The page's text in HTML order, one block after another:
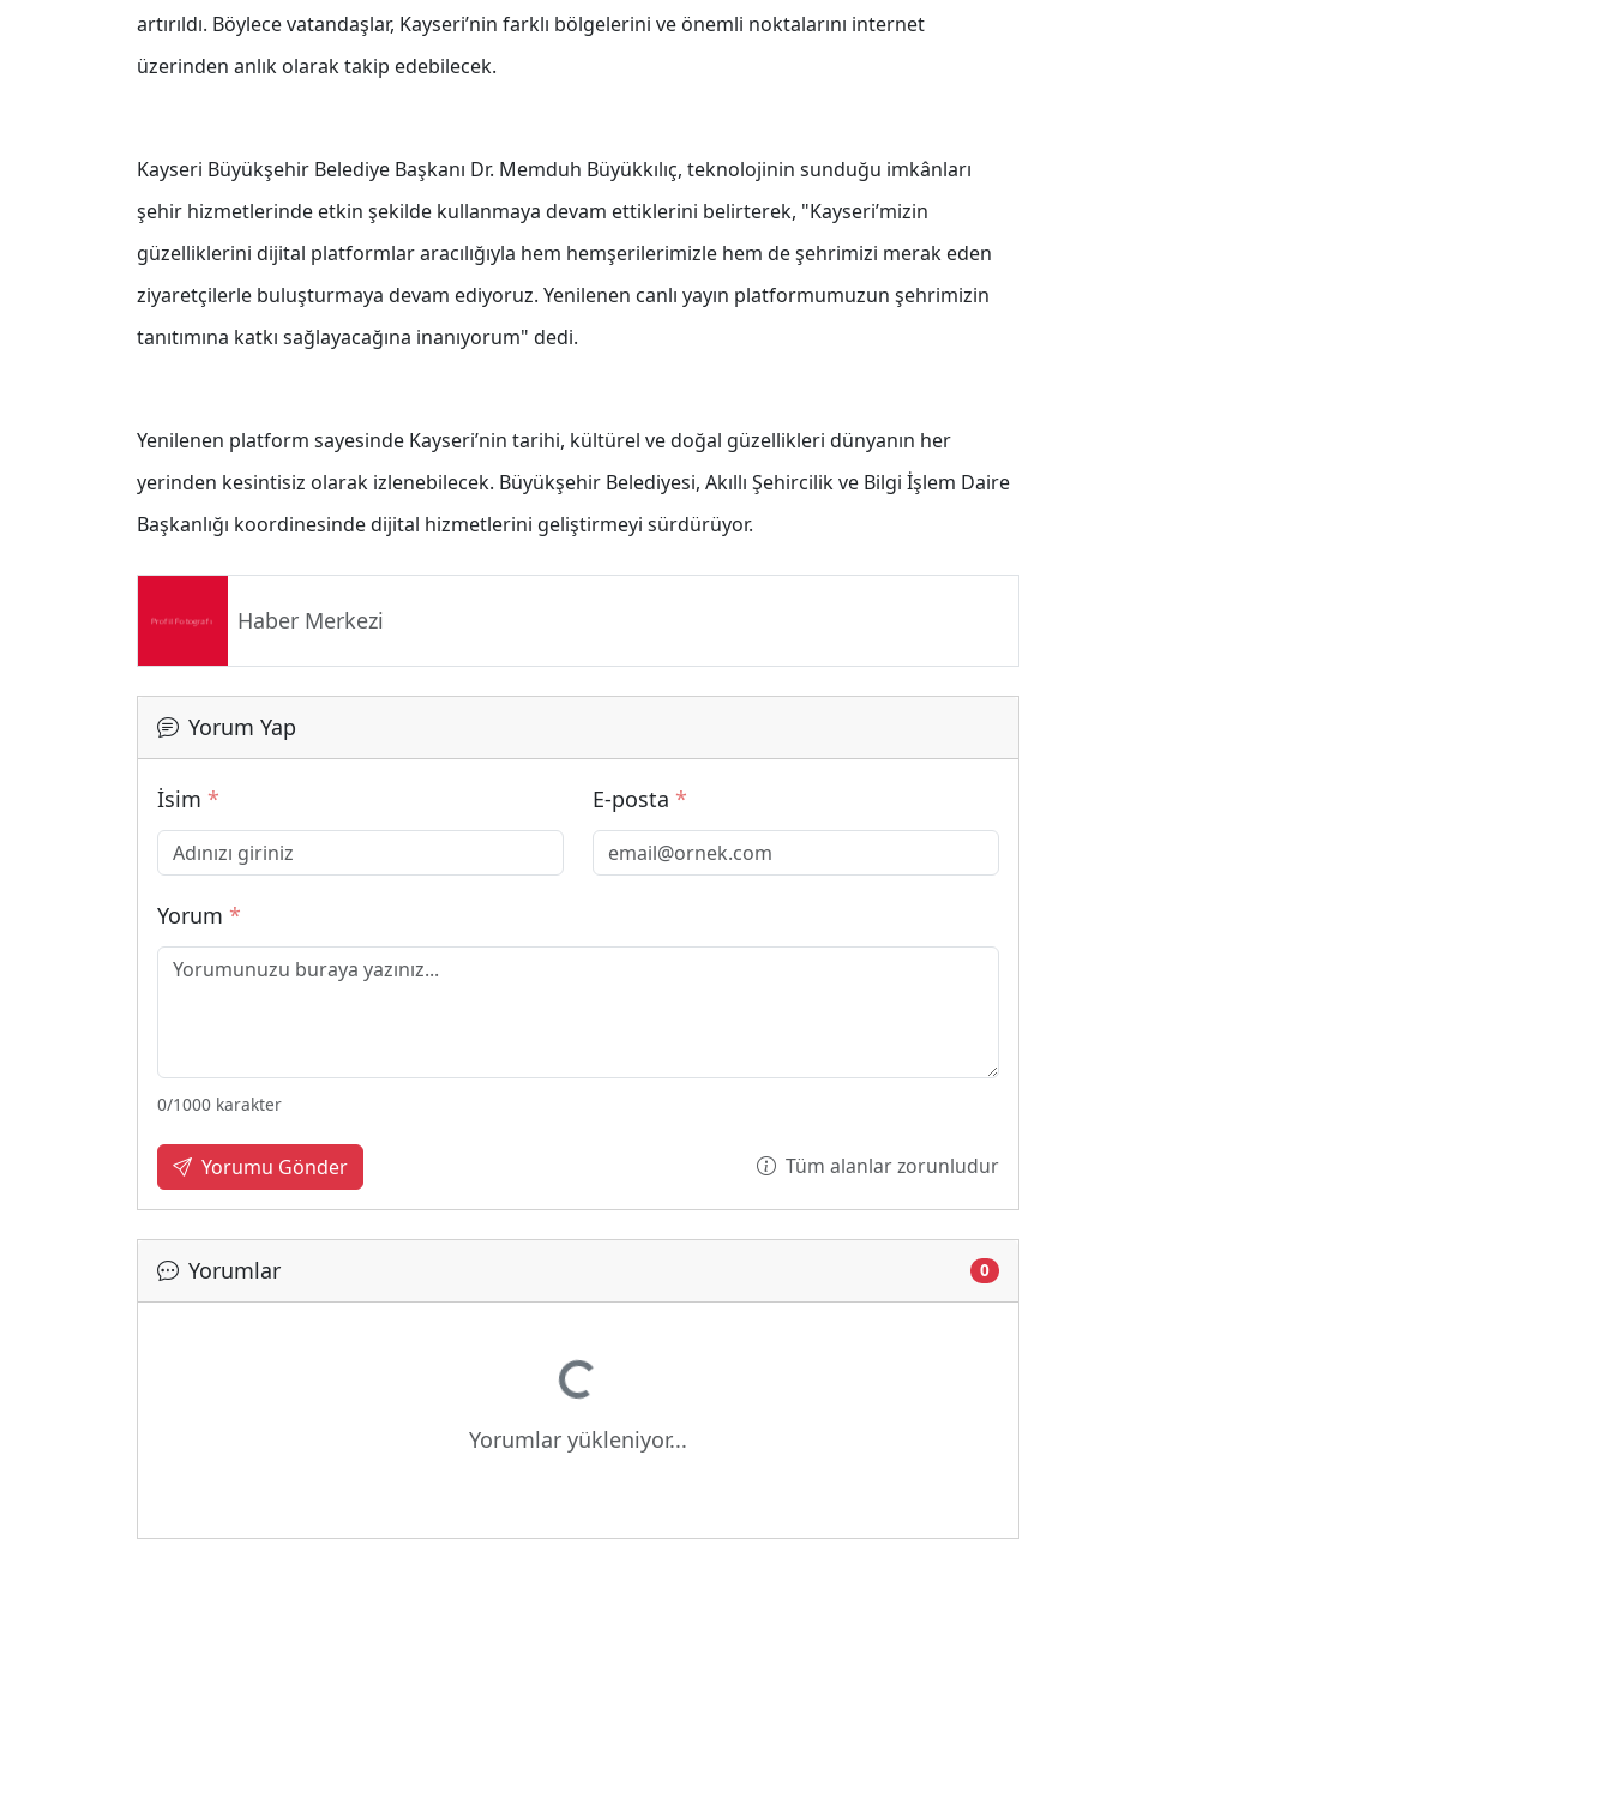
artırıldı. Böylece vatandaşlar, Kayseri’nin farklı bölgelerini ve önemli noktalarını internet
üzerinden anlık olarak takip edebilecek.
Kayseri Büyükşehir Belediye Başkanı Dr. Memduh Büyükkılıç, teknolojinin sunduğu imkânları
şehir hizmetlerinde etkin şekilde kullanmaya devam ettiklerini belirterek, "Kayseri’mizin
güzelliklerini dijital platformlar aracılığıyla hem hemşerilerimizle hem de şehrimizi merak eden
ziyaretçilerle buluşturmaya devam ediyoruz. Yenilenen canlı yayın platformumuzun şehrimizin
tanıtımına katkı sağlayacağına inanıyorum" dedi.
Yenilenen platform sayesinde Kayseri’nin tarihi, kültürel ve doğal güzellikleri dünyanın her
yerinden kesintisiz olarak izlenebilecek. Büyükşehir Belediyesi, Akıllı Şehircilik ve Bilgi İşlem Daire
Başkanlığı koordinesinde dijital hizmetlerini geliştirmeyi sürdürüyor.
Haber Merkezi
Yorum Yap
İsim * E-posta *
Yorum *
0/1000 karakter
Yorumu Gönder Tüm alanlar zorunludur
Yorumlar 0
Yükleniyor...
Yorumlar yükleniyor...